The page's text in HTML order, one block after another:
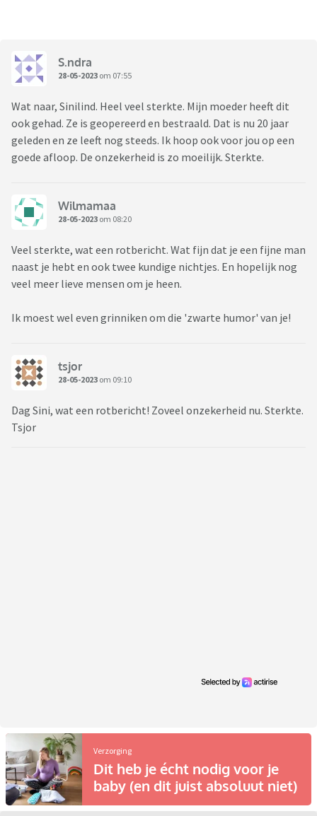
S.ndra
28-05-2023 om 07:55
Wat naar, Sinilind. Heel veel sterkte. Mijn moeder heeft dit
ook gehad. Ze is geopereerd en bestraald. Dat is nu 20 jaar
geleden en ze leeft nog steeds. Ik hoop ook voor jou op een
goede afloop. De onzekerheid is zo moeilijk. Sterkte.
Wilmamaa
28-05-2023 om 08:20
Veel sterkte, wat een rotbericht. Wat fijn dat je een fijne man
naast je hebt en ook twee kundige nichtjes. En hopelijk nog
veel meer lieve mensen om je heen.
Ik moest wel even grinniken om die 'zwarte humor' van je!
tsjor
28-05-2023 om 09:10
Dag Sini, wat een rotbericht! Zoveel onzekerheid nu. Sterkte.
Tsjor
Verzorging
Dit heb je écht nodig voor je
baby (en dit juist absoluut niet)